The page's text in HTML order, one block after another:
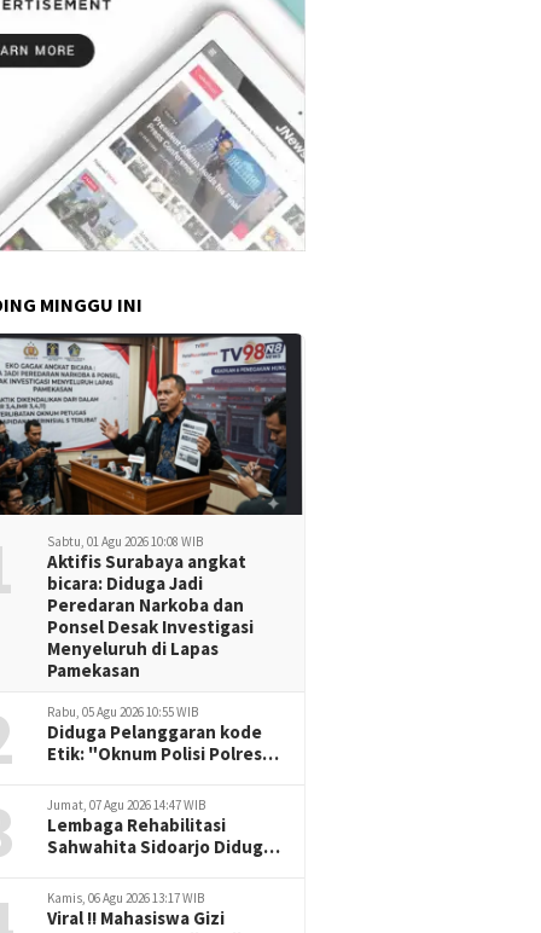
MINGGU INI
Sabtu, 01 Agu 2026 10:08 WIB
Aktifis Surabaya angkat
bicara: Diduga Jadi
Peredaran Narkoba dan
Ponsel Desak Investigasi
Menyeluruh di Lapas
Pamekasan
Rabu, 05 Agu 2026 10:55 WIB
Diduga Pelanggaran kode
Etik: "Oknum Polisi Polresta
Penuntasan Kode Etik"
Jumat, 07 Agu 2026 14:47 WIB
Lembaga Rehabilitasi
Sahwahita Sidoarjo Diduga
ke Rekening Perorangan
Kamis, 06 Agu 2026 13:17 WIB
Viral !! Mahasiswa Gizi